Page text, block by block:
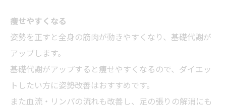
痩せやすくなる
姿勢を正すと全身の筋肉が動きやすくなり、基礎代謝が
アップします。
基礎代謝がアップすると痩せやすくなるので、ダイエッ
トしたい方に姿勢改善はおすすめです。
また血流・リンパの流れも改善し、足の張りの解消にも